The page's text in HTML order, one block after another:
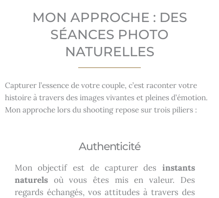
MON APPROCHE : DES
SÉANCES PHOTO
NATURELLES
Capturer l’essence de votre couple, c’est raconter votre
histoire à travers des images vivantes et pleines d’émotion.
Mon approche lors du shooting repose sur trois piliers :
Authenticité
Mon objectif est de capturer des instants
naturels où vous êtes mis en valeur. Des
regards échangés, vos attitudes à travers des